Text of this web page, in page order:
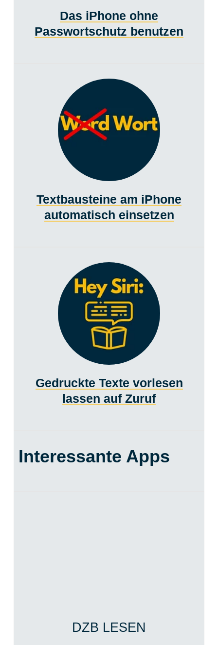
Das iPhone ohne
Passwortschutz benutzen
Textbausteine am iPhone
automatisch einsetzen
Gedruckte Texte vorlesen
lassen auf Zuruf
Interessante Apps
DZB LESEN